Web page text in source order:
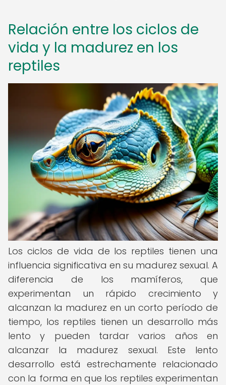
Relación entre los ciclos de
vida y la madurez en los
reptiles
Los ciclos de vida de los reptiles tienen una
influencia significativa en su madurez sexual. A
diferencia de los mamíferos, que
experimentan un rápido crecimiento y
alcanzan la madurez en un corto período de
tiempo, los reptiles tienen un desarrollo más
lento y pueden tardar varios años en
alcanzar la madurez sexual. Este lento
desarrollo está estrechamente relacionado
con la forma en que los reptiles experimentan